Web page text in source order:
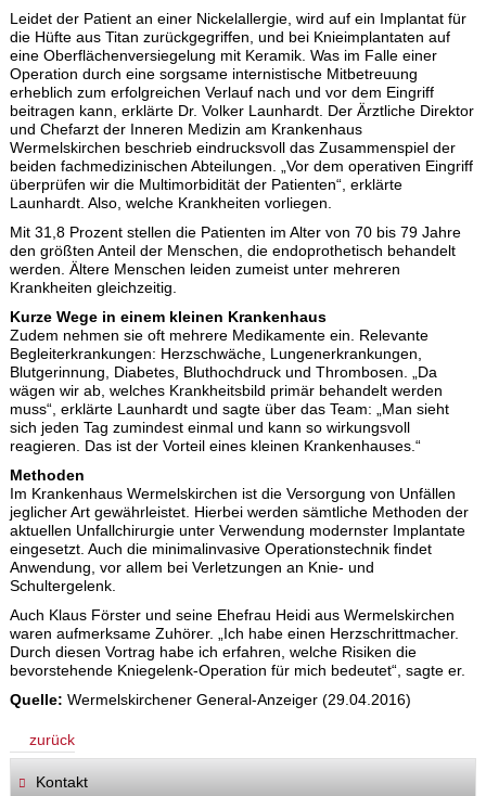
Leidet der Patient an einer Nickelallergie, wird auf ein Implantat für
die Hüfte aus Titan zurückgegriffen, und bei Knieimplantaten auf
eine Oberflächenversiegelung mit Keramik. Was im Falle einer
Operation durch eine sorgsame internistische Mitbetreuung
erheblich zum erfolgreichen Verlauf nach und vor dem Eingriff
beitragen kann, erklärte Dr. Volker Launhardt. Der Ärztliche Direktor
und Chefarzt der Inneren Medizin am Krankenhaus
Wermelskirchen beschrieb eindrucksvoll das Zusammenspiel der
beiden fachmedizinischen Abteilungen. „Vor dem operativen Eingriff
überprüfen wir die Multimorbidität der Patienten“, erklärte
Launhardt. Also, welche Krankheiten vorliegen.
Mit 31,8 Prozent stellen die Patienten im Alter von 70 bis 79 Jahre
den größten Anteil der Menschen, die endoprothetisch behandelt
werden. Ältere Menschen leiden zumeist unter mehreren
Krankheiten gleichzeitig.
Kurze Wege in einem kleinen Krankenhaus
Zudem nehmen sie oft mehrere Medikamente ein. Relevante
Begleiterkrankungen: Herzschwäche, Lungenerkrankungen,
Blutgerinnung, Diabetes, Bluthochdruck und Thrombosen. „Da
wägen wir ab, welches Krankheitsbild primär behandelt werden
muss“, erklärte Launhardt und sagte über das Team: „Man sieht
sich jeden Tag zumindest einmal und kann so wirkungsvoll
reagieren. Das ist der Vorteil eines kleinen Krankenhauses.“
Methoden
Im Krankenhaus Wermelskirchen ist die Versorgung von Unfällen
jeglicher Art gewährleistet. Hierbei werden sämtliche Methoden der
aktuellen Unfallchirurgie unter Verwendung modernster Implantate
eingesetzt. Auch die minimalinvasive Operationstechnik findet
Anwendung, vor allem bei Verletzungen an Knie- und
Schultergelenk.
Auch Klaus Förster und seine Ehefrau Heidi aus Wermelskirchen
waren aufmerksame Zuhörer. „Ich habe einen Herzschrittmacher.
Durch diesen Vortrag habe ich erfahren, welche Risiken die
bevorstehende Kniegelenk-Operation für mich bedeutet“, sagte er.
Quelle: Wermelskirchener General-Anzeiger (29.04.2016)
zurück
Kontakt